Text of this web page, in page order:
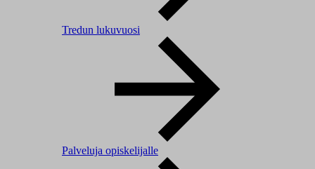
Tredun lukuvuosi
Palveluja opiskelijalle